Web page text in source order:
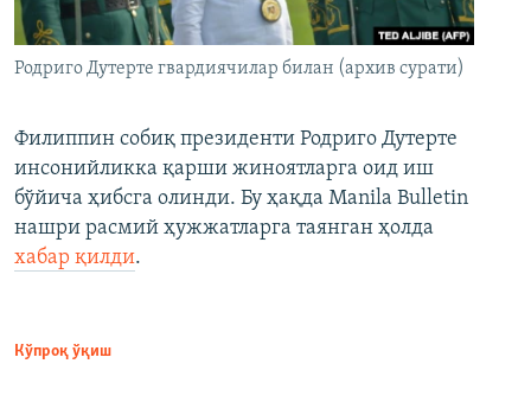
Родриго Дутерте гвардиячилар билан (архив сурати)
Филиппин собиқ президенти Родриго Дутерте
инсонийликка қарши жиноятларга оид иш
бўйича ҳибсга олинди. Бу ҳақда Manila Bulletin
нашри расмий ҳужжатларга таянган ҳолда
хабар қилди.
Кўпроқ ўқиш